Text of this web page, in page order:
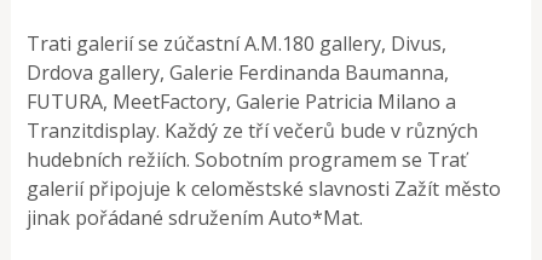
Trati galerií se zúčastní A.M.180 gallery, Divus,
Drdova gallery, Galerie Ferdinanda Baumanna,
FUTURA, MeetFactory, Galerie Patricia Milano a
Tranzitdisplay. Každý ze tří večerů bude v různých
hudebních režiích. Sobotním programem se Trať
galerií připojuje k celoměstské slavnosti Zažít město
jinak pořádané sdružením Auto*Mat.